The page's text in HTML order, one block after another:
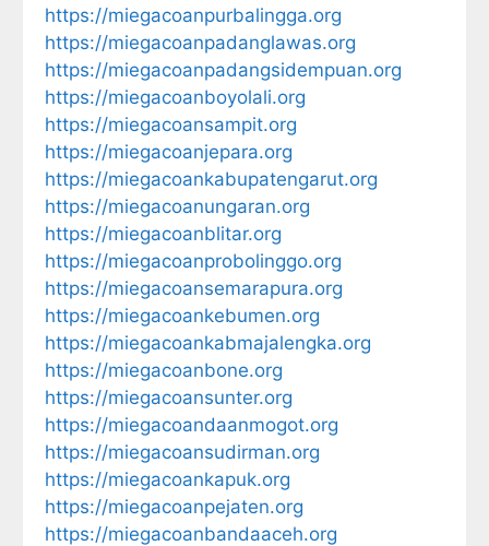
https://miegacoanpurbalingga.org
https://miegacoanpadanglawas.org
https://miegacoanpadangsidempuan.org
https://miegacoanboyolali.org
https://miegacoansampit.org
https://miegacoanjepara.org
https://miegacoankabupatengarut.org
https://miegacoanungaran.org
https://miegacoanblitar.org
https://miegacoanprobolinggo.org
https://miegacoansemarapura.org
https://miegacoankebumen.org
https://miegacoankabmajalengka.org
https://miegacoanbone.org
https://miegacoansunter.org
https://miegacoandaanmogot.org
https://miegacoansudirman.org
https://miegacoankapuk.org
https://miegacoanpejaten.org
https://miegacoanbandaaceh.org